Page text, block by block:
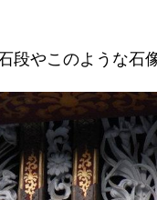
段やこのような石